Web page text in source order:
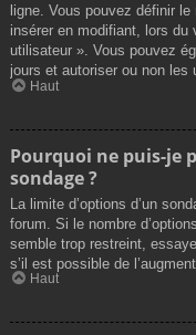
ligne. Vous pouvez définir
insérer en modifiant, lors du
utilisateur ». Vous pouvez
jours et autoriser ou non
Haut
Pourquoi ne puis-je
sondage ?
La limite d’options d’un
forum. Si le nombre
semble trop restreint,
s’il est possible de
Haut